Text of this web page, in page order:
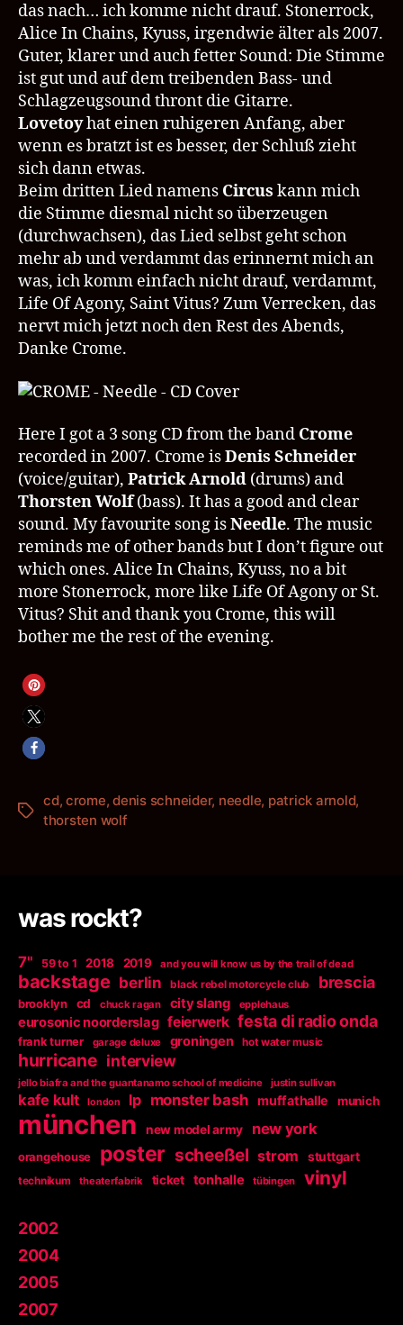
das nach… ich komme nicht drauf. Stonerrock,
Alice In Chains, Kyuss, irgendwie älter als 2007.
Guter, klarer und auch fetter Sound: Die Stimme
ist gut und auf dem treibenden Bass- und
Schlagzeugsound thront die Gitarre.
Lovetoyhat einen ruhigeren Anfang, aber
wenn es bratzt ist es besser, der Schluß zieht
sich dann etwas.
Beim dritten Lied namens Circus kann mich
die Stimme diesmal nicht so überzeugen
(durchwachsen), das Lied selbst geht schon
mehr ab und verdammt das erinnernt mich an
was, ich komm einfach nicht drauf, verdammt,
Life Of Agony, Saint Vitus? Zum Verrecken, das
nervt mich jetzt noch den Rest des Abends,
Danke Crome.
Here I got a 3 song CD from the band Crome
recorded in 2007. Crome isDenis Schneider
(voice/guitar), Patrick Arnold (drums) and
Thorsten Wolf(bass). It has a good and clear
sound. My favourite song isNeedle. The music
reminds me of other bands but I don’t figure out
which ones. Alice In Chains, Kyuss, no a bit
more Stonerrock, more like Life Of Agony or St.
Vitus? Shit and thank you Crome, this will
bother me the rest of the evening.
Schlagwörter
cd, crome,denis schneider, needle, patrick arnold,
thorsten wolf
was rockt?
7" 59 to 1 2018 2019 and you will know us by the trail of dead
backstage berlin black rebel motorcycle club brescia
brooklyn cd chuck ragan city slang epplehaus
eurosonic noorderslag feierwerk festa di radio onda
frank turner garage deluxe groningen hot water music
hurricane interview
jello biafra and the guantanamo school of medicine justin sullivan
kafe kult london lp monster bash muffathalle munich
münchen new model army new york
orangehouse poster scheeßel strom stuttgart
technikum theaterfabrik ticket tonhalle tübingen vinyl
2002
2004
2005
2007